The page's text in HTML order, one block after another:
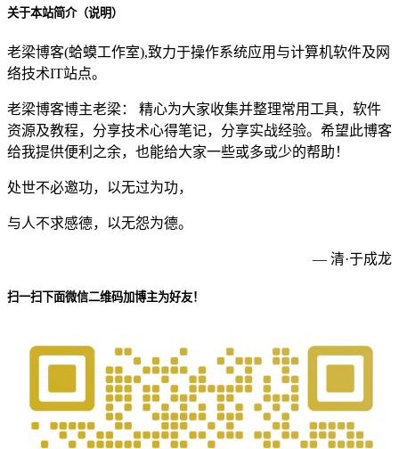
关于本站简介（说明）
老梁博客(蛤蟆工作室),致力于操作系统应用与计算机软件及网
络技术IT站点。
老梁博客博主老梁： 精心为大家收集并整理常用工具，软件
资源及教程，分享技术心得笔记，分享实战经验。希望此博客
给我提供便利之余，也能给大家一些或多或少的帮助！
处世不必邀功，以无过为功，
与人不求感德，以无怨为德。
— 清·于成龙
扫一扫下面微信二维码加博主为好友！